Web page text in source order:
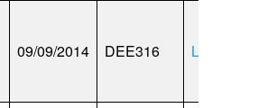
09/09/2014 DEE316 Lattes